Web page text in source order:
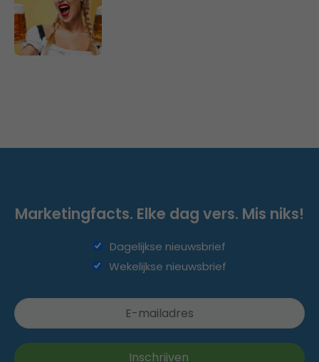
Marketingfacts. Elke dag vers. Mis niks!
Dagelijkse nieuwsbrief
Wekelijkse nieuwsbrief